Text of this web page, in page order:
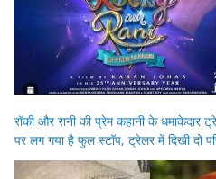
रॉकी और रानी की प्रेम कहानी के धमाकेदार
पर लग गया है फुल स्टॉप, ट्रेलर में दिखी दो